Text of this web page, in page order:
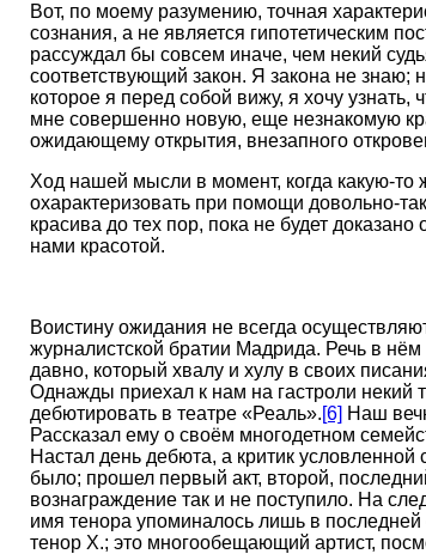
Вот, по моему разумению, точная
сознания, а не является гипотетическим
рассуждал бы совсем иначе, чем некий
соответствующий закон. Я закона не знаю;
которое я перед собой вижу, я хочу узнать,
мне совершенно новую, еще незнакомую
ожидающему открытия, внезапного
Ход нашей мысли в момент, когда какую-
охарактеризовать при помощи довольно-
красива до тех пор, пока не будет
нами красотой.
Воистину ожидания не всегда
журналистской братии Мадрида. Речь в
давно, который хвалу и хулу в своих
Однажды приехал к нам на гастроли некий
дебютировать в театре «Реаль».[6] Наш
Рассказал ему о своём многодетном
Настал день дебюта, а критик
было; прошел первый акт, второй,
вознаграждение так и не поступило. На
имя тенора упоминалось лишь в
тенор X.; это многообещающий артист,